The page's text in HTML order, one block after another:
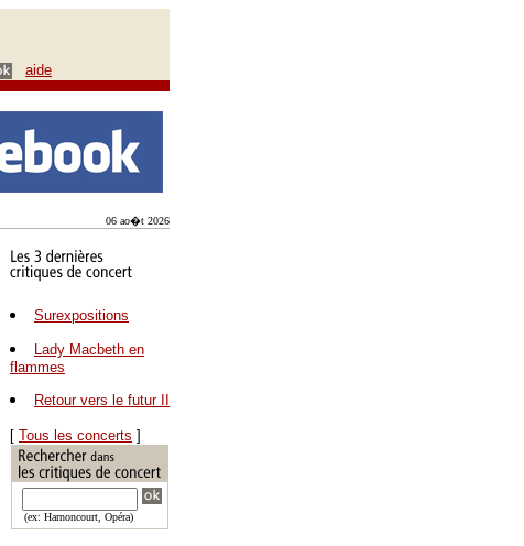
aide
06 ao�t 2026
Surexpositions
Lady Macbeth en
flammes
Retour vers le futur II
[ Tous les concerts ]
(ex: Harnoncourt, Opéra)